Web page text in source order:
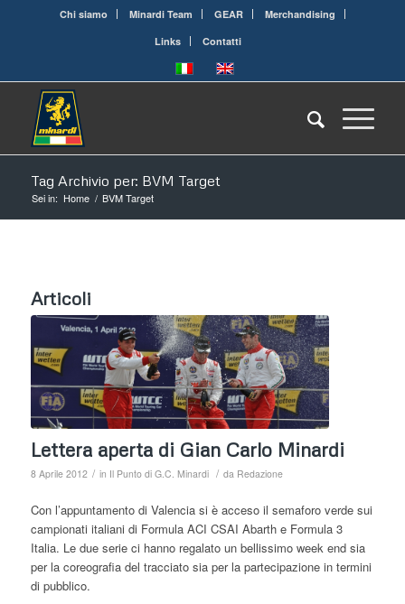
Chi siamo Minardi Team GEAR
Merchandising
Links
Contatti
Tag Archivio per: BVM Target
Sei in: Home / BVM Target
Articoli
Lettera aperta di Gian Carlo Minardi
8 Aprile 2012 / in Il Punto di G.C. Minardi / da Redazione
Con l’appuntamento di Valencia si è acceso il semaforo verde sui
campionati italiani di Formula ACI CSAI Abarth e Formula 3
Italia. Le due serie ci hanno regalato un bellissimo week end sia
per la coreografia del tracciato sia per la partecipazione in termini
di pubblico.